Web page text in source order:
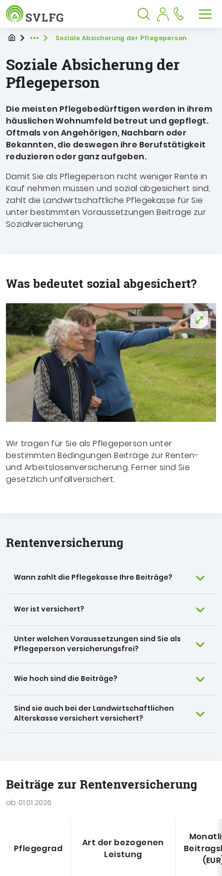
Inhalt
Suche
Springe zu: Hauptmenü
Sozialversicherung für
Suche öffnen
Suche schließen
StartpageExpand breadcrumb Navigation
Sie befinden sich hier
Soziale Absicherung der Pflegeperson
Soziale Absicherung der
Pflegeperson
Die meisten Pflegebedürftigen werden in ihrem
häuslichen Wohnumfeld betreut und gepflegt.
Oftmals von Angehörigen, Nachbarn oder
Bekannten, die deswegen ihre Berufstätigkeit
reduzieren oder ganz aufgeben.
Damit Sie als Pflegeperson nicht weniger Rente in
Kauf nehmen müssen und sozial abgesichert sind,
zahlt die Landwirtschaftliche Pflegekasse für Sie
unter bestimmten Voraussetzungen Beiträge zur
Sozialversicherung.
Was bedeutet sozial abgesichert?
Wir tragen für Sie als Pflegeperson unter
bestimmten Bedingungen Beiträge zur Renten-
und Arbeitslosenversicherung. Ferner sind Sie
gesetzlich unfallversichert.
Renten­versicherung
Wann zahlt die Pflegekasse Ihre Beiträge?
Wer ist versichert?
Unter welchen Voraussetzungen sind Sie als
Pflegeperson versicherungsfrei?
Wie hoch sind die Beiträge?
Sind sie auch bei der Landwirtschaftlichen
Alterskasse versichert versichert?
Beiträge zur Rentenversicherung
ab 01.01.2026
Pflegegrad
Art der bezogenen
Leistung